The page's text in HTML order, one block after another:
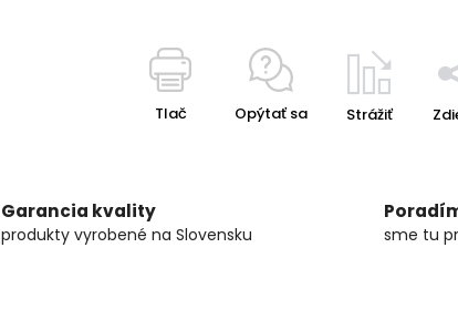
Tlač Opýtať sa Strážiť
Garancia kvality
produkty vyrobené na Slovensku sme tu